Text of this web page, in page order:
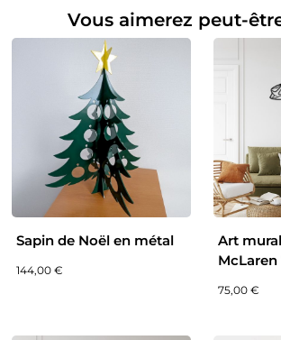
Vous aimerez peut-
Sapin de Noël en métal
144,00 €
Art
McLaren
75,00 €